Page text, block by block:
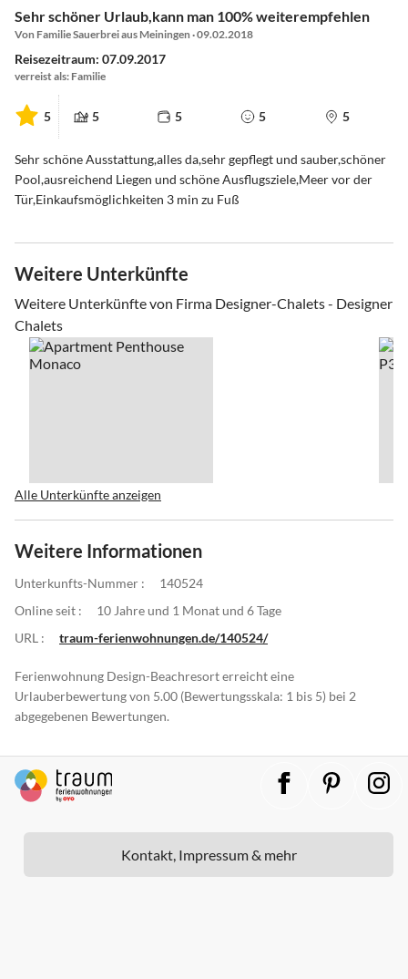
Sehr schöner Urlaub,kann man 100% weiterempfehlen
Von Familie Sauerbrei aus Meiningen · 09.02.2018
Reisezeitraum: 07.09.2017
verreist als: Familie
5 5 5 5 5
Sehr schöne Ausstattung,alles da,sehr gepflegt und sauber,schöner
Pool,ausreichend Liegen und schöne Ausflugsziele,Meer vor der
Tür,Einkaufsmöglichkeiten 3 min zu Fuß
Weitere Unterkünfte
Weitere Unterkünfte von Firma Designer-Chalets - Designer
Chalets
Alle Unterkünfte anzeigen
Weitere Informationen
Unterkunfts-Nummer :
140524
Online seit :
10 Jahre und 1 Monat und 6 Tage
URL :
traum-ferienwohnungen.de/140524/
Ferienwohnung Design-Beachresort erreicht eine
Urlauberbewertung von 5.00 (Bewertungsskala: 1 bis 5) bei 2
abgegebenen Bewertungen.
Kontakt, Impressum & mehr